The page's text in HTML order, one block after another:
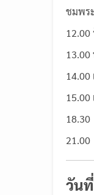
ชมพร
12.00
13.00
14.00
15.00
18.30
วัน